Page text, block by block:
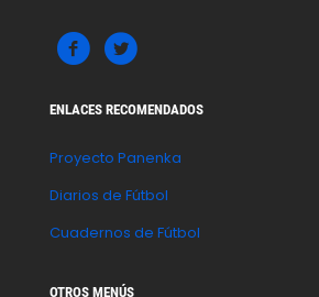
ENLACES RECOMENDADOS
Proyecto Panenka
Diarios de Fútbol
Cuadernos de Fútbol
OTROS MENÚS